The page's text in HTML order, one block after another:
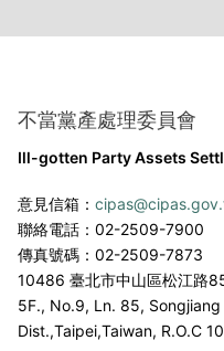
不當黨產處理委員會
Ill-gotten Party Assets
意見信箱：
聯絡電話：02-2509-7900
傳真號碼：02-2509-7873
10486 臺北市中山區松江路
5F., No.9, Ln. 85,
Dist.,Taipei,Taiwan, R.O.C